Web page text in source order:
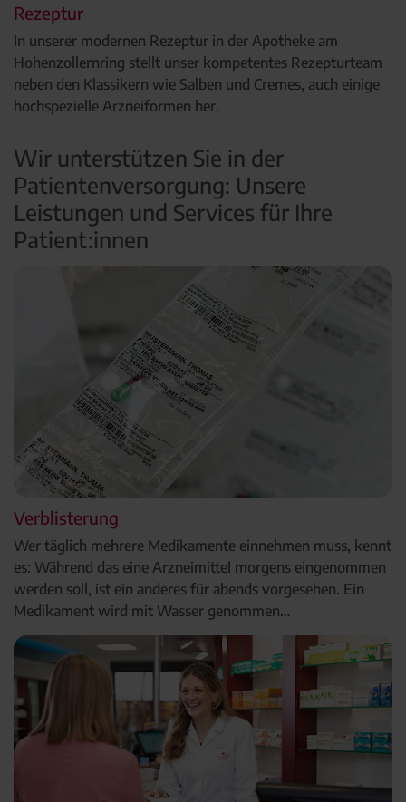
Rezeptur
In unserer modernen Rezeptur in der Apotheke am
Hohenzollernring stellt unser kompetentes Rezepturteam
neben den Klassikern wie Salben und Cremes, auch einige
hochspezielle Arzneiformen her.
Wir unterstützen Sie in der
Patientenversorgung: Unsere
Leistungen und Services für Ihre
Patient:innen
Verblisterung
Wer täglich mehrere Medikamente einnehmen muss, kennt
es: Während das eine Arzneimittel morgens eingenommen
werden soll, ist ein anderes für abends vorgesehen. Ein
Medikament wird mit Wasser genommen…